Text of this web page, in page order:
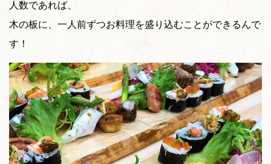
人数であれば、
木の板に、一人前ずつお料理を盛り込むことができるんで
す！